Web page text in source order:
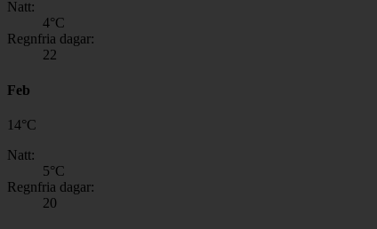
Natt:
4°C
Regnfria dagar:
22
Feb
14°C
Natt:
5°C
Regnfria dagar:
20